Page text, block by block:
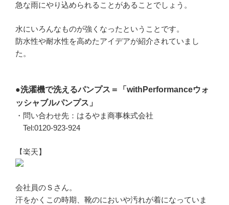
急な雨にやり込められることがあることでしょう。
水にいろんなものが強くなったということです。
防水性や耐水性を高めたアイデアが紹介されていまし
た。
●洗濯機で洗えるパンプス＝「withPerformanceウォ
ッシャブルパンプス」
・問い合わせ先：はるやま商事株式会社
Tel:0120-923-924
【楽天】
会社員のＳさん。
汗をかくこの時期、靴のにおいや汚れが着になっていま